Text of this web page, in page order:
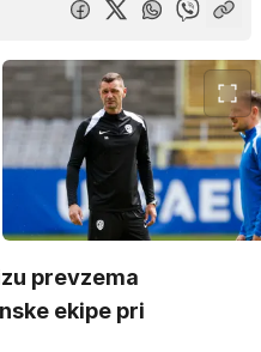
prevzema
ekipe pri